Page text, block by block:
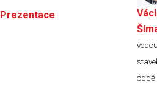
Prezentace